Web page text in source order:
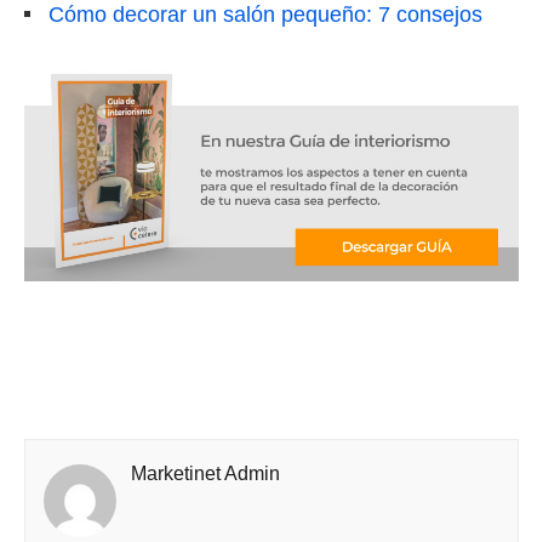
Cómo decorar un salón pequeño: 7 consejos
Marketinet Admin